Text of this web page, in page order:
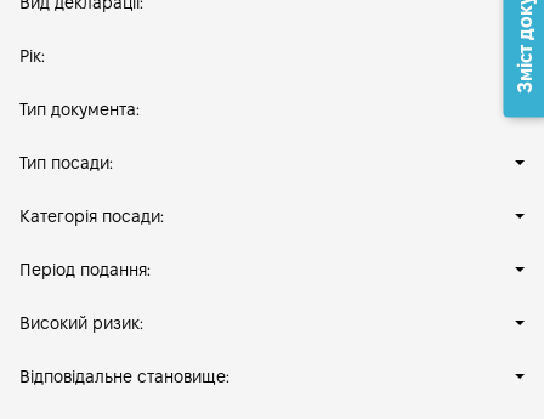
Рік:
Тип документа:
Тип посади:
Категорія посади:
Період подання:
Високий ризик:
Відповідальне становище: